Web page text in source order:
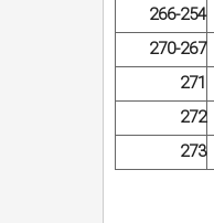
266-254
270-267
271
272
273